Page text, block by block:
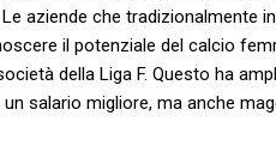
aziende che tradizionalmente
‌il potenziale del calcio
della Liga F. Questo ha
salario migliore, ma anche​